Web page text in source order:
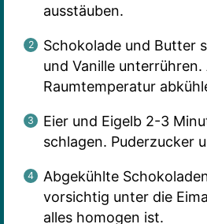
ausstäuben.
Schokolade und Butter
und Vanille unterrühren.
Raumtemperatur
Eier und Eigelb 2-3
schlagen. Puderzucker
Abgekühlte
vorsichtig unter die
alles homogen ist.